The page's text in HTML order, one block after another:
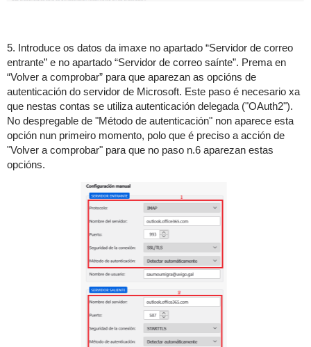
5. Introduce os datos da imaxe no apartado “Servidor de correo
entrante” e no apartado “Servidor de correo saínte”. Prema en
“Volver a comprobar” para que aparezan as opcións de
autenticación do servidor de Microsoft. Este paso é necesario xa
que nestas contas se utiliza autenticación delegada ("OAuth2").
No despregable de "Método de autenticación" non aparece esta
opción nun primeiro momento, polo que é preciso a acción de
"Volver a comprobar" para que no paso n.6 aparezan estas
opcións.